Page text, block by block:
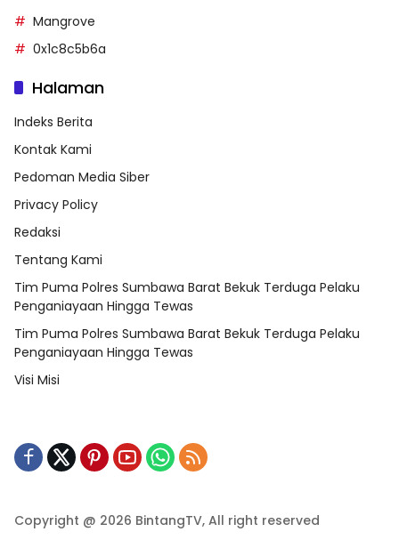
Mangrove
0x1c8c5b6a
Halaman
Indeks Berita
Kontak Kami
Pedoman Media Siber
Privacy Policy
Redaksi
Tentang Kami
Tim Puma Polres Sumbawa Barat Bekuk Terduga Pelaku
Penganiayaan Hingga Tewas
Tim Puma Polres Sumbawa Barat Bekuk Terduga Pelaku
Penganiayaan Hingga Tewas
Visi Misi
Copyright @ 2026 BintangTV, All right reserved